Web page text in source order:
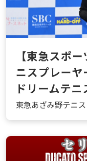
【東急スポ
ニスプレー
ドリームテ
東急あざみ野テニ